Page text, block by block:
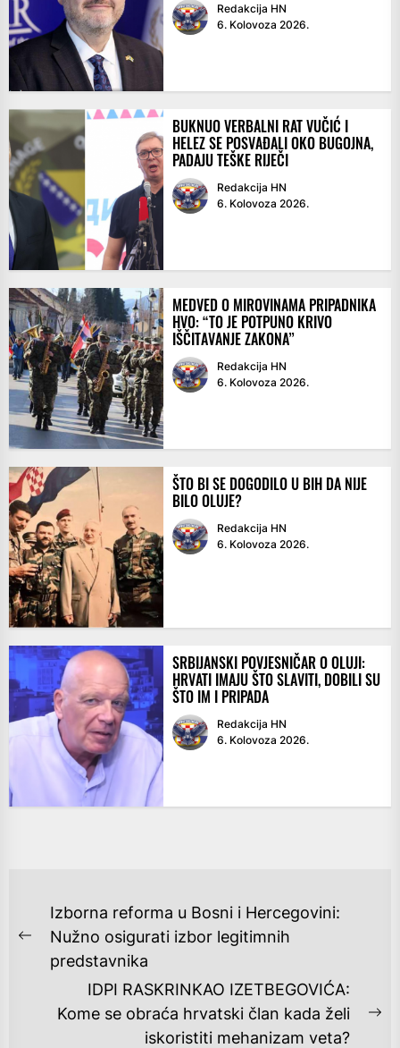
Redakcija HN
6. Kolovoza 2026.
BUKNUO VERBALNI RAT VUČIĆ I
HELEZ SE POSVAĐALI OKO BUGOJNA,
PADAJU TEŠKE RIJEČI
Redakcija HN
6. Kolovoza 2026.
MEDVED O MIROVINAMA PRIPADNIKA
HVO: “TO JE POTPUNO KRIVO
IŠČITAVANJE ZAKONA”
Redakcija HN
6. Kolovoza 2026.
ŠTO BI SE DOGODILO U BIH DA NIJE
BILO OLUJE?
Redakcija HN
6. Kolovoza 2026.
SRBIJANSKI POVJESNIČAR O OLUJI:
HRVATI IMAJU ŠTO SLAVITI, DOBILI SU
ŠTO IM I PRIPADA
Redakcija HN
6. Kolovoza 2026.
NAVIGACIJA
OBJAVA
Previous
post:
Izborna reforma u Bosni i Hercegovini:
Nužno osigurati izbor legitimnih
predstavnika
IDPI RASKRINKAO IZETBEGOVIĆA:
Kome se obraća hrvatski član kada želi
iskoristiti mehanizam veta?